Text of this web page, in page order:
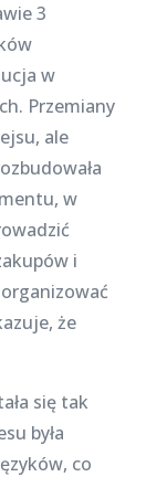
3
w
Przemiany
ale
w
i
że
się tak
była
co